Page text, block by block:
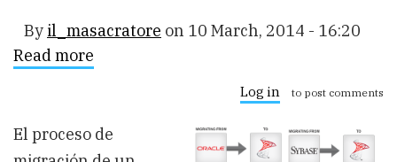
Byil_masacratore on 10 March, 2014 - 16:20
Read more
a
SQL
Log in to post comments
El proceso de